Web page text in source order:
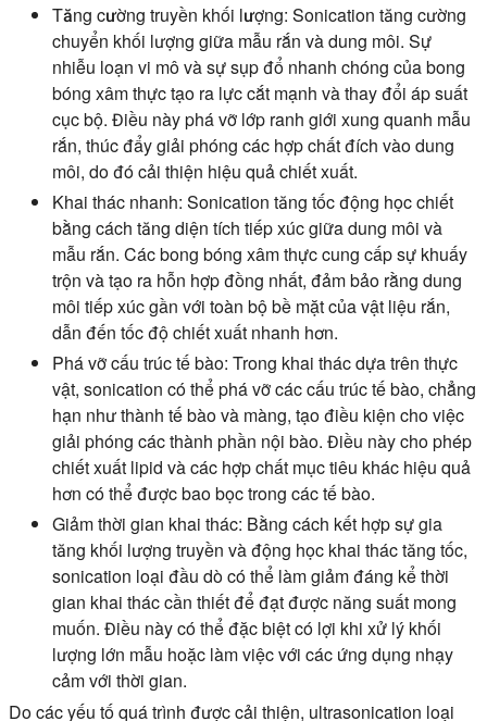
Tăng cường truyền khối lượng: Sonication tăng cường
chuyển khối lượng giữa mẫu rắn và dung môi. Sự
nhiễu loạn vi mô và sự sụp đổ nhanh chóng của bong
bóng xâm thực tạo ra lực cắt mạnh và thay đổi áp suất
cục bộ. Điều này phá vỡ lớp ranh giới xung quanh mẫu
rắn, thúc đẩy giải phóng các hợp chất đích vào dung
môi, do đó cải thiện hiệu quả chiết xuất.
Khai thác nhanh: Sonication tăng tốc động học chiết
bằng cách tăng diện tích tiếp xúc giữa dung môi và
mẫu rắn. Các bong bóng xâm thực cung cấp sự khuấy
trộn và tạo ra hỗn hợp đồng nhất, đảm bảo rằng dung
môi tiếp xúc gần với toàn bộ bề mặt của vật liệu rắn,
dẫn đến tốc độ chiết xuất nhanh hơn.
Phá vỡ cấu trúc tế bào: Trong khai thác dựa trên thực
vật, sonication có thể phá vỡ các cấu trúc tế bào, chẳng
hạn như thành tế bào và màng, tạo điều kiện cho việc
giải phóng các thành phần nội bào. Điều này cho phép
chiết xuất lipid và các hợp chất mục tiêu khác hiệu quả
hơn có thể được bao bọc trong các tế bào.
Giảm thời gian khai thác: Bằng cách kết hợp sự gia
tăng khối lượng truyền và động học khai thác tăng tốc,
sonication loại đầu dò có thể làm giảm đáng kể thời
gian khai thác cần thiết để đạt được năng suất mong
muốn. Điều này có thể đặc biệt có lợi khi xử lý khối
lượng lớn mẫu hoặc làm việc với các ứng dụng nhạy
cảm với thời gian.
Do các yếu tố quá trình được cải thiện, ultrasonication loại